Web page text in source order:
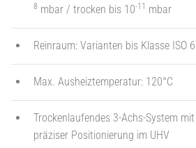
8 mbar / trocken bis 10-11 mbar
Reinraum: Varianten bis Klasse ISO
Max. Ausheiztemperatur: 120°C
Trockenlaufendes 3-Achs-System
präziser Positionierung im UHV